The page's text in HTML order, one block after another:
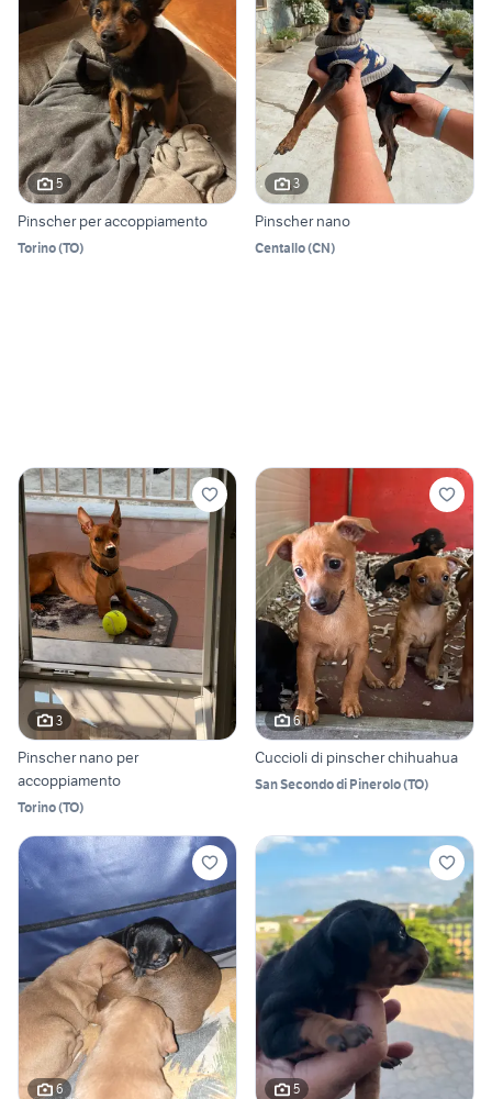
5
Pinscher per accoppiamento
Torino(TO)
3
Pinscher nano
Centallo(CN)
3
Pinscher nano per
accoppiamento
Torino(TO)
6
Cuccioli di pinscher chihuahua
San Secondo di Pinerolo(TO)
6 5